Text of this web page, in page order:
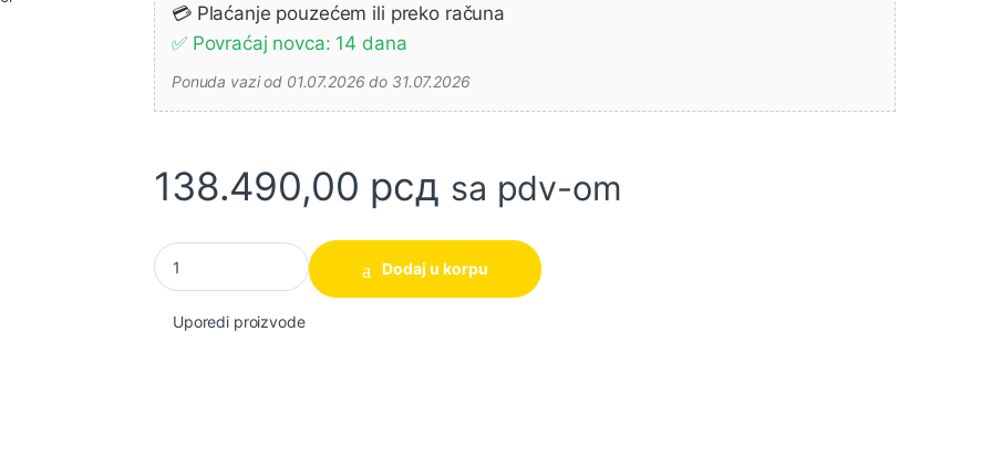
💳 Plaćanje pouzećem ili preko računa
✅ Povraćaj novca: 14 dana
Ponuda vazi od 01.07.2026 do 31.07.2026
138.490,00 рсд sa pdv-om
Klipni kompresor sa kaišem PRO A49B 200 CT4 V400 200L (4116000235) ABAC količina
Dodaj u korpu
Uporedi proizvode